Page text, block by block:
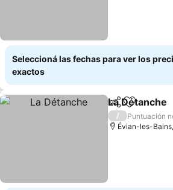
Seleccioná las fechas para ver los
exactos
Compartir
Añadir a
La Détanche
/
Puntuación
Évian-les-